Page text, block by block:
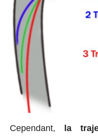
Cependant, la